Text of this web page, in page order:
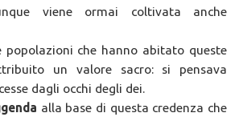
viene ormai coltivata anche
popolazioni che hanno abitato queste
un valore sacro: si pensava
dagli occhi degli dei.
alla base di questa credenza che